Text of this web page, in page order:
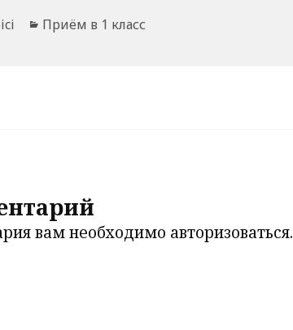
Рубрики
Приём в 1 класс
вам необходимо авторизоваться.